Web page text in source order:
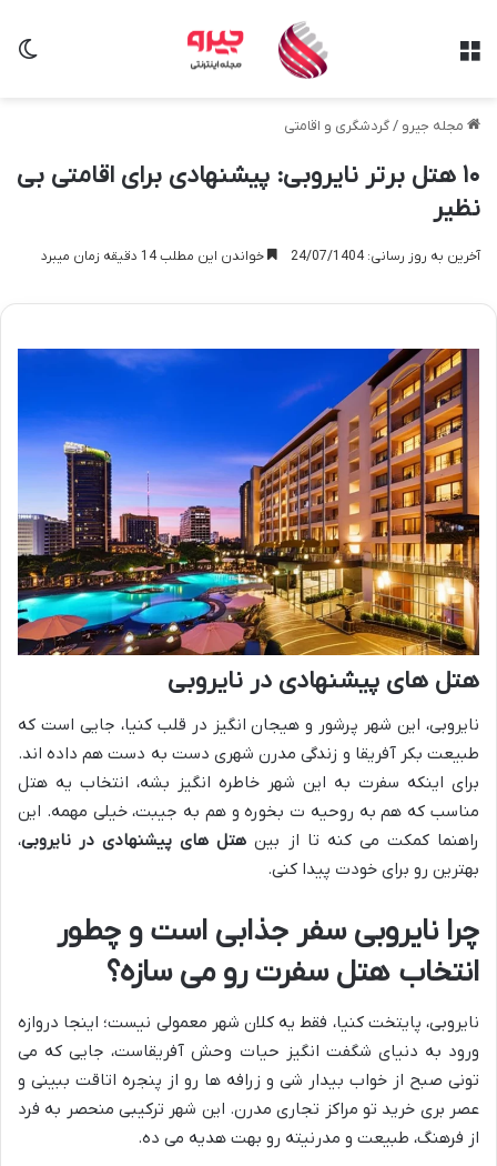
مجله جیرو /گردشگری و اقامتی
۱۰ هتل برتر نایروبی: پیشنهادی برای اقامتی بی
نظیر
آخرین به روز رسانی: 24/07/1404 خواندن این مطلب 14 دقیقه زمان میبرد
هتل های پیشنهادی در نایروبی
نایروبی، این شهر پرشور و هیجان انگیز در قلب کنیا، جایی است که
طبیعت بکر آفریقا و زندگی مدرن شهری دست به دست هم داده اند.
برای اینکه سفرت به این شهر خاطره انگیز بشه، انتخاب یه هتل
مناسب که هم به روحیه ت بخوره و هم به جیبت، خیلی مهمه. این
راهنما کمکت می کنه تا از بین هتل های پیشنهادی در نایروبی،
بهترین رو برای خودت پیدا کنی.
چرا نایروبی سفر جذابی است و چطور
انتخاب هتل سفرت رو می سازه؟
نایروبی، پایتخت کنیا، فقط یه کلان شهر معمولی نیست؛ اینجا دروازه
ورود به دنیای شگفت انگیز حیات وحش آفریقاست، جایی که می
تونی صبح از خواب بیدار شی و زرافه ها رو از پنجره اتاقت ببینی و
عصر بری خرید تو مراکز تجاری مدرن. این شهر ترکیبی منحصر به فرد
از فرهنگ، طبیعت و مدرنیته رو بهت هدیه می ده.